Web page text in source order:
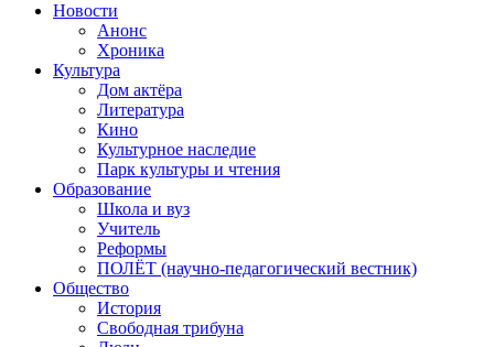
Новости
Анонс
Хроника
Культура
Дом актёра
Литература
Кино
Культурное наследие
Парк культуры и чтения
Образование
Школа и вуз
Учитель
Реформы
ПОЛЁТ (научно-педагогический вестник)
Общество
История
Свободная трибуна